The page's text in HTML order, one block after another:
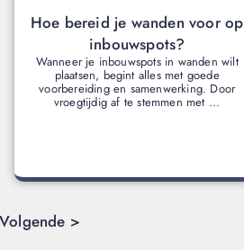
Hoe bereid je wanden voor op
inbouwspots?
Wanneer je inbouwspots in wanden wilt
plaatsen, begint alles met goede
voorbereiding en samenwerking. Door
vroegtijdig af te stemmen met ...
Volgende >